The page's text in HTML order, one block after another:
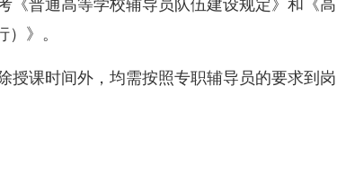
》。
授课时间外，均需按照专职辅导员的要求到岗